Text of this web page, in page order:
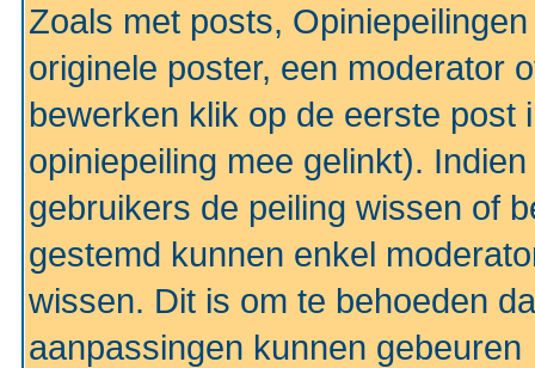
Zoals met posts,
originele poster, een moderator
bewerken klik op de eerste post
opiniepeiling mee gelinkt).
gebruikers de peiling wissen of
gestemd kunnen enkel
wissen. Dit is om te behoeden
aanpassingen kunnen gebeuren